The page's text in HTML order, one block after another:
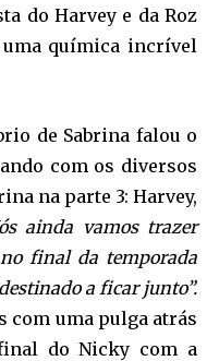
do Harvey e da Roz
química incrível
de Sabrina falou o
com os diversos
na parte 3: Harvey,
ainda vamos trazer
final da temporada
a ficar junto”.
com uma pulga atrás
do Nicky com a